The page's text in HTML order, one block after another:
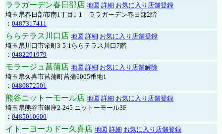
ララガーデン春日部店 地図 詳細 お気に入り店舗登録
埼玉県春日部市南1丁目1-1 ララガーデン春日部2階
： 0487317411
ららテラス川口店 地図 詳細 お気に入り店舗登録
埼玉県川口市栄町3-5-1ららテラス川口7階
： 0482291979
モラージュ菖蒲店 地図 詳細 お気に入り店舗解除
埼玉県久喜市菖蒲町菖蒲6005番地1
： 0480872501
熊谷ニットーモール店 地図 詳細 お気に入り店舗登録
埼玉県熊谷市銀座2-245 ニットーモール3F
： 0485010600
イトーヨーカドー久喜店 地図 詳細 お気に入り店舗登録